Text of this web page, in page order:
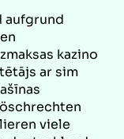
aufgrund
kazino
ar sim
viele